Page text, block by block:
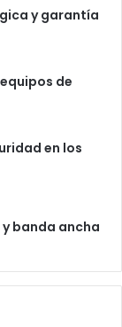
y garantía
de
en los
banda ancha